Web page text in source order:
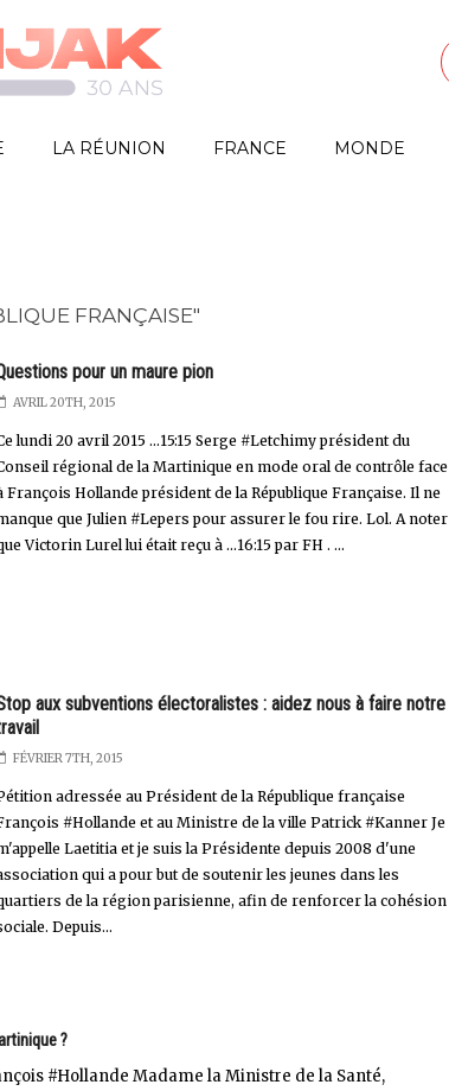
LA RÉUNION FRANCE MONDE
FRANÇAISE"
pour un maure pion
AVRIL 20TH, 2015
lundi 20 avril 2015 ...15:15 Serge #Letchimy président du
régional de la Martinique en mode oral de contrôle face
François Hollande président de la République Française. Il ne
que Julien #Lepers pour assurer le fou rire. Lol. A noter
Victorin Lurel lui était reçu à ...16:15 par FH . ...
aux subventions électoralistes : aidez nous à faire notre
FÉVRIER 7TH, 2015
adressée au Président de la République française
#Hollande et au Ministre de la ville Patrick #Kanner Je
Laetitia et je suis la Présidente depuis 2008 d'une
qui a pour but de soutenir les jeunes dans les
de la région parisienne, afin de renforcer la cohésion
Depuis...
?
#Hollande Madame la Ministre de la Santé,